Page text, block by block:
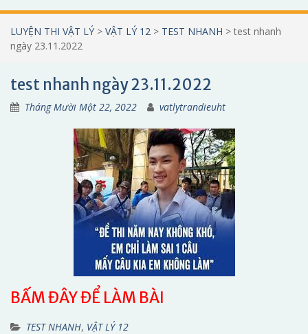
LUYỆN THI VẬT LÝ > VẬT LÝ 12 > TEST NHANH > test nhanh
ngày 23.11.2022
test nhanh ngày 23.11.2022
Tháng Mười Một 22, 2022 vatlytrandieuht
BẤM ĐÂY ĐỂ LÀM BÀI
TEST NHANH, VẬT LÝ 12